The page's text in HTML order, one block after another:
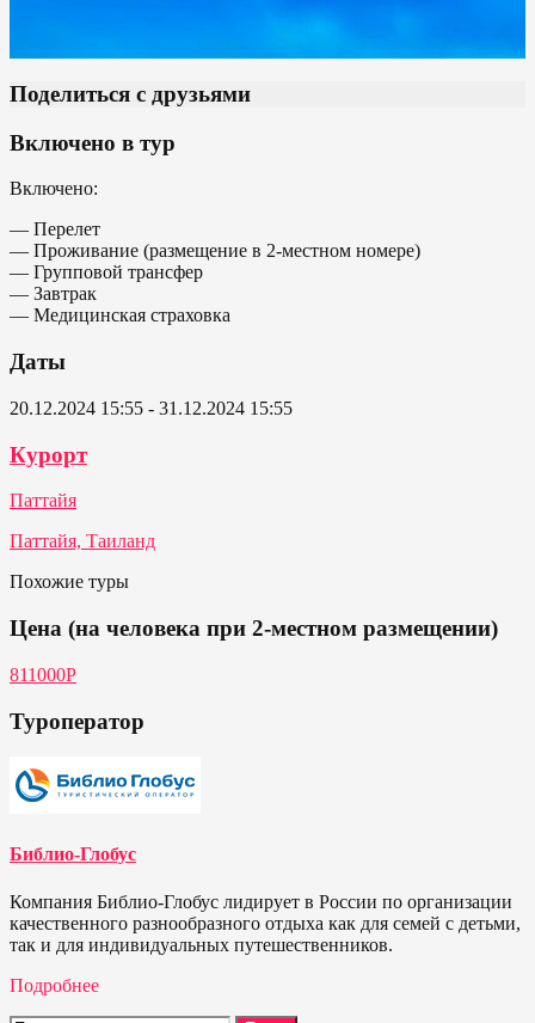
Поделиться с друзьями
Включено в тур
Включено:
— Перелет
— Проживание (размещение в 2-местном номере)
— Групповой трансфер
— Завтрак
— Медицинская страховка
Даты
20.12.2024 15:55 - 31.12.2024 15:55
Курорт
Паттайя
Паттайя, Таиланд
Похожие туры
Цена (на человека при 2-местном размещении)
811000Р
Туроператор
Библио-Глобус
Компания Библио-Глобус лидирует в России по организации
качественного разнообразного отдыха как для семей с детьми,
так и для индивидуальных путешественников.
Подробнее